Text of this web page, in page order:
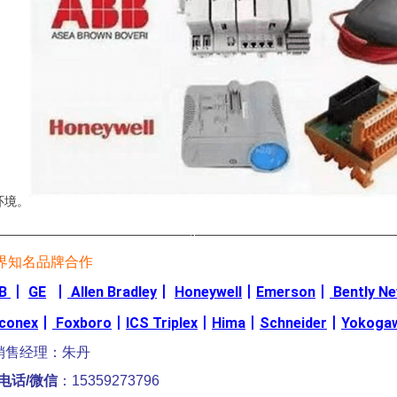
。
知名品牌合作
GE Allen Bradley Honeywell Emerson Bently
Foxboro ICS Triplex Hima Schneider
售经理：朱丹
话/微信：15359273796